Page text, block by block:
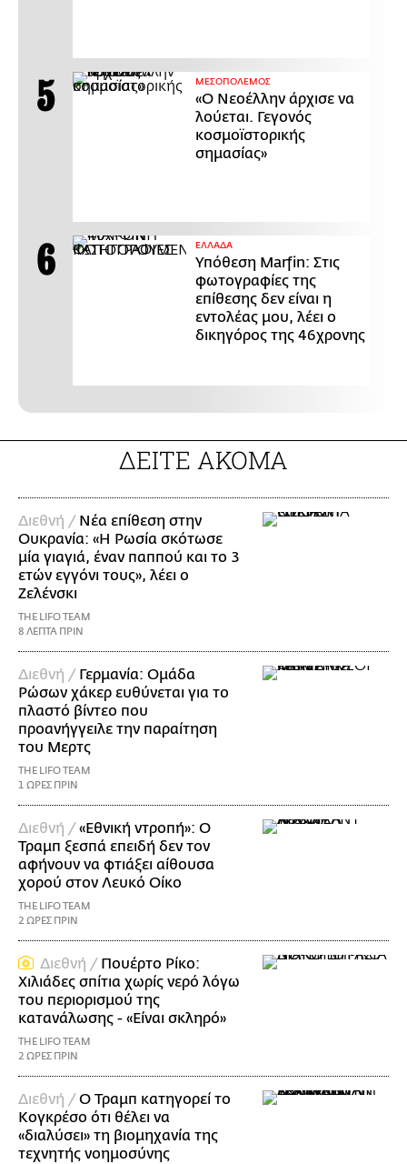
ΜΕΣΟΠΟΛΕΜΟΣ
«Ο Νεοέλλην άρχισε να
λούεται. Γεγονός
κοσμοϊστορικής
σημασίας»
ΕΛΛΑΔΑ
Υπόθεση Marfin: Στις
φωτογραφίες της
επίθεσης δεν είναι η
εντολέας μου, λέει ο
δικηγόρος της 46χρονης
ΔΕΙΤΕ ΑΚΟΜΑ
Διεθνή / Νέα επίθεση στην
Ουκρανία: «Η Ρωσία σκότωσε
μία γιαγιά, έναν παππού και το 3
ετών εγγόνι τους», λέει ο
Ζελένσκι
THE LIFO TEAM
8 ΛΕΠΤΑ ΠΡΙΝ
Διεθνή / Γερμανία: Ομάδα
Ρώσων χάκερ ευθύνεται για το
πλαστό βίντεο που
προανήγγειλε την παραίτηση
του Μερτς
THE LIFO TEAM
1 ΩΡΕΣ ΠΡΙΝ
Διεθνή / «Εθνική ντροπή»: Ο
Τραμπ ξεσπά επειδή δεν τον
αφήνουν να φτιάξει αίθουσα
χορού στον Λευκό Οίκο
THE LIFO TEAM
2 ΩΡΕΣ ΠΡΙΝ
Διεθνή / Πουέρτο Ρίκο:
Χιλιάδες σπίτια χωρίς νερό λόγω
του περιορισμού της
κατανάλωσης - «Είναι σκληρό»
THE LIFO TEAM
2 ΩΡΕΣ ΠΡΙΝ
Διεθνή / Ο Τραμπ κατηγορεί το
Κογκρέσο ότι θέλει να
«διαλύσει» τη βιομηχανία της
τεχνητής νοημοσύνης